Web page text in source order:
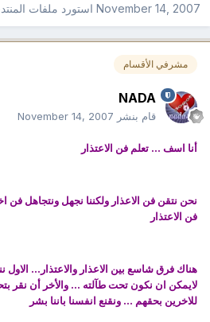
November 14, 2007استورد ملفات
مشرفي الأقسام
NADA
قام بنشر November 14, 2007
أنا اسف ... تعلم فن الاعتذار
نحن نتقن فن الاعذار ولكننا نجهل ونتجاهل فن
فن الاعتذار
هناك فرق شاسع بين الاعذار والاعتذار... الاول
لايمكن ان نكون تحت طآلته ... والأخر أن نقر
للاخرين بحقهم ... ونقنع انفسنا باننا بشر